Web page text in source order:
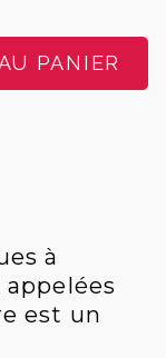
PANIER
à
est un